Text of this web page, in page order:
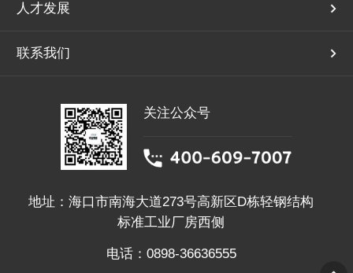
人才发展
联系我们
关注公众号
地址：海口市南海大道273号高新区D栋轻钢结构
标准工业厂房西侧
电话：0898-36636555